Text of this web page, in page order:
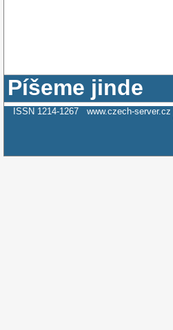
Píšeme jinde
ISSN 1214-1267 www.czech-server.cz